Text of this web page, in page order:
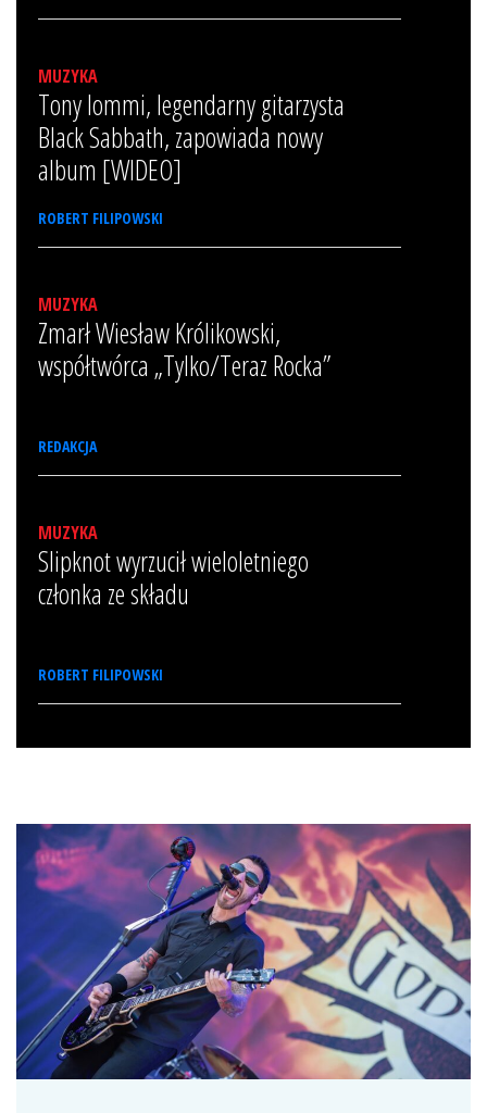
MUZYKA
Tony Iommi, legendarny gitarzysta
Black Sabbath, zapowiada nowy
album [WIDEO]
ROBERT FILIPOWSKI
MUZYKA
Zmarł Wiesław Królikowski,
współtwórca „Tylko/Teraz Rocka”
REDAKCJA
MUZYKA
Slipknot wyrzucił wieloletniego
członka ze składu
ROBERT FILIPOWSKI